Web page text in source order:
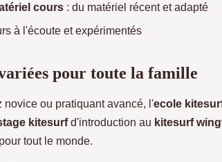
cours : du matériel récent et adapté
à l'écoute et expérimentés
pour toute la famille
novice ou pratiquant avancé, l'ecole
kitesurfd'introduction au kitesurf
tout le monde.